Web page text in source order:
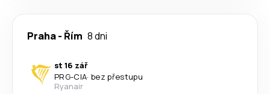
Praha- Řím 8 dni
st 16 zář
PRG-CIA· bez přestupu
Ryanair